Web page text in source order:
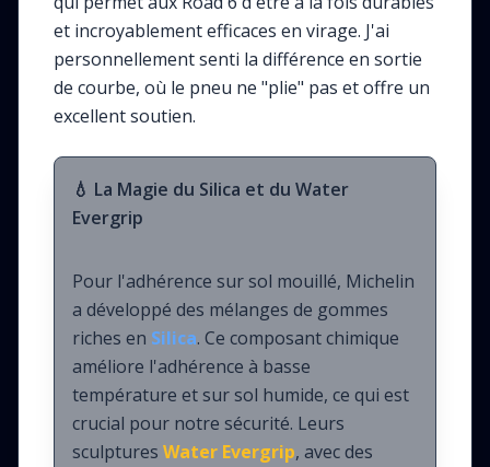
et incroyablement efficaces en virage. J'ai
personnellement senti la différence en sortie
de courbe, où le pneu ne "plie" pas et offre un
excellent soutien.
💧 La Magie du Silica et du Water
Evergrip
Pour l'adhérence sur sol mouillé, Michelin
a développé des mélanges de gommes
riches en Silica. Ce composant chimique
améliore l'adhérence à basse
température et sur sol humide, ce qui est
crucial pour notre sécurité. Leurs
sculptures Water Evergrip, avec des